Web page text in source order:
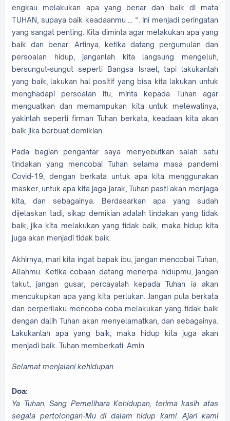
engkau melakukan apa yang benar dan baik di mata
TUHAN, supaya baik keadaanmu ... “. Ini menjadi peringatan
yang sangat penting. Kita diminta agar melakukan apa yang
baik dan benar. Artinya, ketika datang pergumulan dan
persoalan hidup, janganlah kita langsung mengeluh,
bersungut-sungut seperti Bangsa Israel, tapi lakukanlah
yang baik, lakukan hal positif yang bisa kita lakukan untuk
menghadapi persoalan itu, minta kepada Tuhan agar
menguatkan dan memampukan kita untuk melewatinya,
yakinlah seperti firman Tuhan berkata, keadaan kita akan
baik jika berbuat demikian.
Pada bagian pengantar saya menyebutkan salah satu
tindakan yang mencobai Tuhan selama masa pandemi
Covid-19, dengan berkata untuk apa kita menggunakan
masker, untuk apa kita jaga jarak, Tuhan pasti akan menjaga
kita, dan sebagainya. Berdasarkan apa yang sudah
dijelaskan tadi, sikap demikian adalah tindakan yang tidak
baik, jika kita melakukan yang tidak baik, maka hidup kita
juga akan menjadi tidak baik.
Akhirnya, mari kita ingat bapak ibu, jangan mencobai Tuhan,
Allahmu. Ketika cobaan datang menerpa hidupmu, jangan
takut, jangan gusar, percayalah kepada Tuhan ia akan
mencukupkan apa yang kita perlukan. Jangan pula berkata
dan berperilaku mencoba-coba melakukan yang tidak baik
dengan dalih Tuhan akan menyelamatkan, dan sebagainya.
Lakukanlah apa yang baik, maka hidup kita juga akan
menjadi baik. Tuhan memberkati. Amin.
Selamat menjalani kehidupan.
Doa:
Ya Tuhan, Sang Pemelihara Kehidupan, terima kasih atas
segala pertolongan-Mu di dalam hidup kami. Ajari kami